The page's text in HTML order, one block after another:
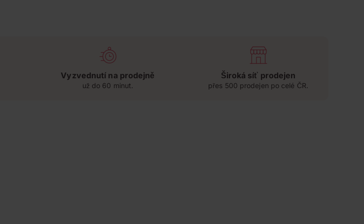
Vyzvednutí na prodejně
už do 60 minut.
Široká síť prodejen
přes 500 prodejen po celé ČR.